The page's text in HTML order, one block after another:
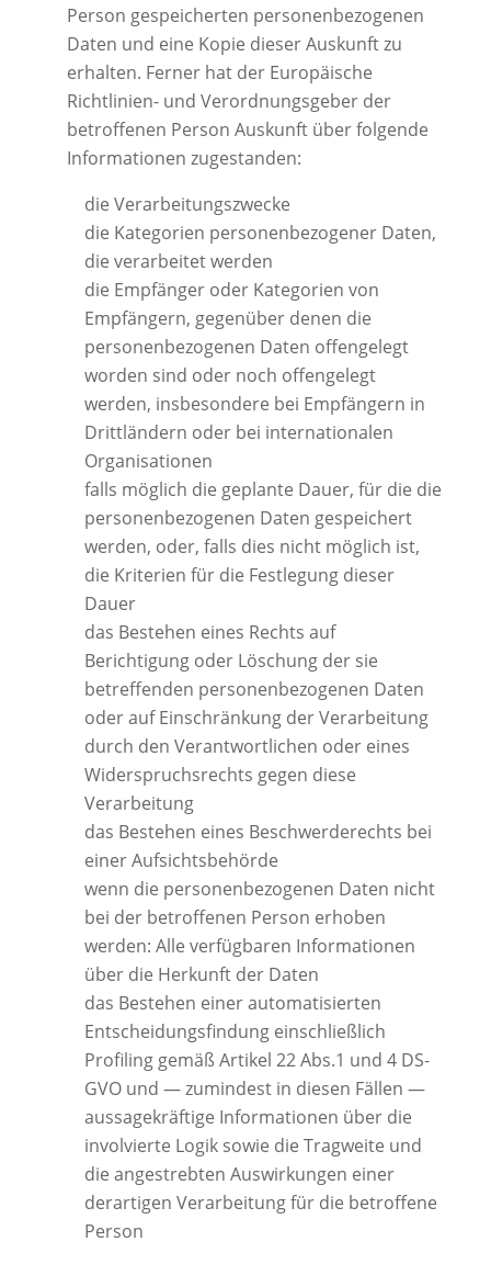
Person gespeicherten personenbezogenen
Daten und eine Kopie dieser Auskunft zu
erhalten. Ferner hat der Europäische
Richtlinien- und Verordnungsgeber der
betroffenen Person Auskunft über folgende
Informationen zugestanden:
die Verarbeitungszwecke
die Kategorien personenbezogener Daten,
die verarbeitet werden
die Empfänger oder Kategorien von
Empfängern, gegenüber denen die
personenbezogenen Daten offengelegt
worden sind oder noch offengelegt
werden, insbesondere bei Empfängern in
Drittländern oder bei internationalen
Organisationen
falls möglich die geplante Dauer, für die die
personenbezogenen Daten gespeichert
werden, oder, falls dies nicht möglich ist,
die Kriterien für die Festlegung dieser
Dauer
das Bestehen eines Rechts auf
Berichtigung oder Löschung der sie
betreffenden personenbezogenen Daten
oder auf Einschränkung der Verarbeitung
durch den Verantwortlichen oder eines
Widerspruchsrechts gegen diese
Verarbeitung
das Bestehen eines Beschwerderechts bei
einer Aufsichtsbehörde
wenn die personenbezogenen Daten nicht
bei der betroffenen Person erhoben
werden: Alle verfügbaren Informationen
über die Herkunft der Daten
das Bestehen einer automatisierten
Entscheidungsfindung einschließlich
Profiling gemäß Artikel 22 Abs.1 und 4 DS-
GVO und — zumindest in diesen Fällen —
aussagekräftige Informationen über die
involvierte Logik sowie die Tragweite und
die angestrebten Auswirkungen einer
derartigen Verarbeitung für die betroffene
Person